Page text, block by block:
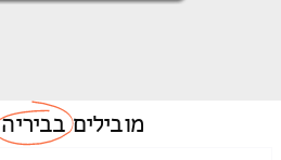
מוביליםבביריה